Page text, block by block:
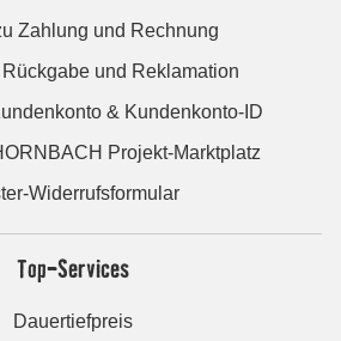
Zahlung und Rechnung
und Reklamation
& Kundenkonto-ID
Projekt-Marktplatz
Widerrufsformular
Top-Services
Dauertiefpreis